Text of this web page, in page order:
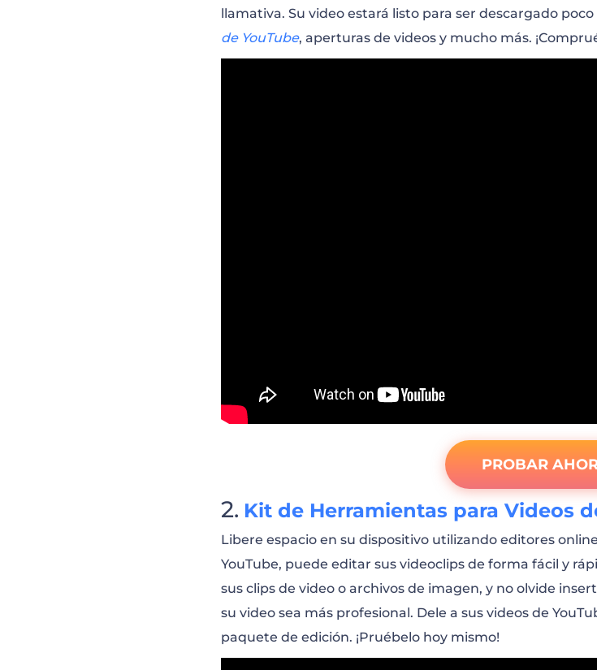
Promoción en YouTube – Hagamos Yoga
Autopromoción de Vlogger
Promoción de Canal de Moda
Promoción de Canal de Cocina
llamativa. Su video estará listo para ser descargado
de YouTube, aperturas de videos y mucho más.
PROBAR
Kit de Herramientas para Videos
Libere espacio en su dispositivo utilizando editores
YouTube, puede editar sus videoclips de forma fácil y
sus clips de video o archivos de imagen, y no olvide
su video sea más profesional. Dele a sus videos de
paquete de edición. ¡Pruébelo hoy mismo!